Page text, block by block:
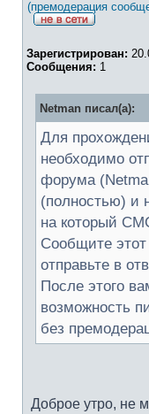
(премодерация
Зарегистрирован:
Сообщения: 1
Netman писал(а):
Для
необходимо
форума
(полностью) и
на который
Сообщите
отправьте в
После этого
возможность
без
Доброе утро, не